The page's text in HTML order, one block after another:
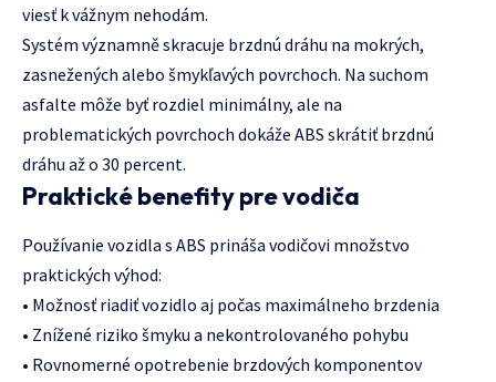
viesť k vážnym nehodám.
Systém významně skracuje brzdnú dráhu na mokrých,
zasnežených alebo šmykľavých povrchoch. Na suchom
asfalte môže byť rozdiel minimálny, ale na
problematických povrchoch dokáže ABS skrátiť brzdnú
dráhu až o 30 percent.
Praktické benefity pre vodiča
Používanie vozidla s ABS prináša vodičovi množstvo
praktických výhod:
• Možnosť riadiť vozidlo aj počas maximálneho brzdenia
• Znížené riziko šmyku a nekontrolovaného pohybu
• Rovnomerné opotrebenie brzdových komponentov